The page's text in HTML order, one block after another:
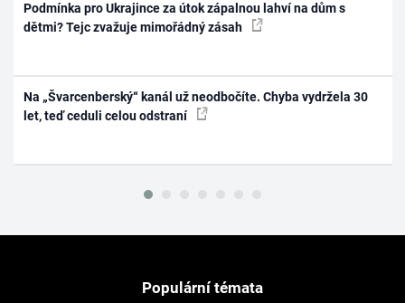
Podmínka pro Ukrajince za útok zápalnou lahví na dům s
dětmi? Tejc zvažuje mimořádný zásah
Na „Švarcenberský“ kanál už neodbočíte. Chyba vydržela 30
let, teď ceduli celou odstraní
Populární témata